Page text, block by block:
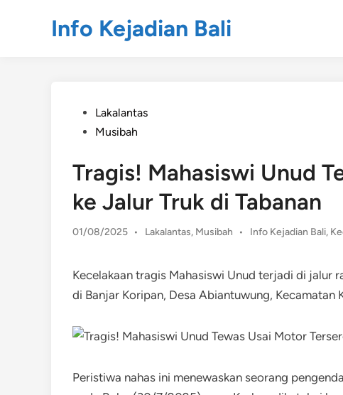
Info Kejadian Bali
PostedLakalantas
Musibah
Tragis! Mahasiswi Unud
ke Jalur Truk di Tabanan
01/08/2025 •
Posted
Lakalantas, Musibah • Info Kejadian Bali,
Kecelakaan tragis Mahasiswi Unud terjadi di jalur
di Banjar Koripan, Desa Abiantuwung, Kecamatan
Peristiwa nahas ini menewaskan seorang